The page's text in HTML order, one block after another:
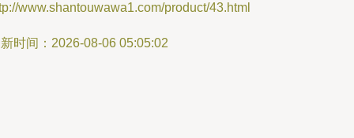
www.shantouwawa1.com/product/43.html
时间：2026-08-06 05:05:02